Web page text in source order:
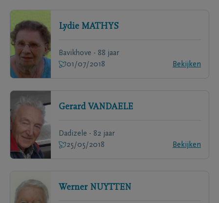
Lydie MATHYS
Bavikhove - 88 jaar
01/07/2018
Bekijken
Gerard VANDAELE
Dadizele - 82 jaar
25/05/2018
Bekijken
Werner NUYTTEN